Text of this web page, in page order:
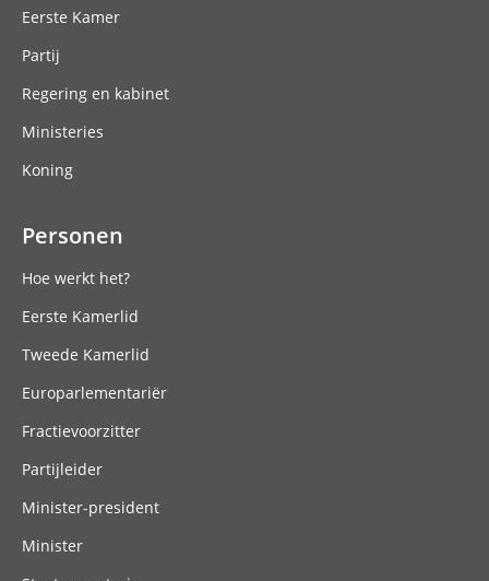
Eerste Kamer
Partij
Regering en kabinet
Ministeries
Koning
Personen
Hoe werkt het?
Eerste Kamerlid
Tweede Kamerlid
Europarlementariër
Fractievoorzitter
Partijleider
Minister-president
Minister